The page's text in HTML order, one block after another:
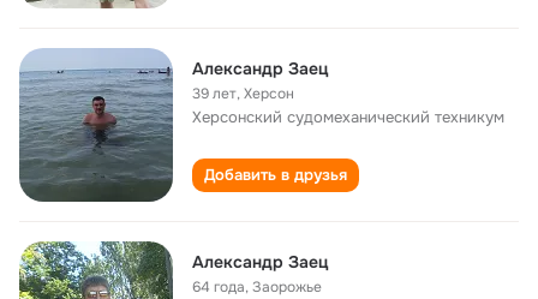
Александр Заец
39 лет,Херсон
Херсонский судомеханический техникум
Добавить в друзья
Александр Заец
64 года,Заорожье